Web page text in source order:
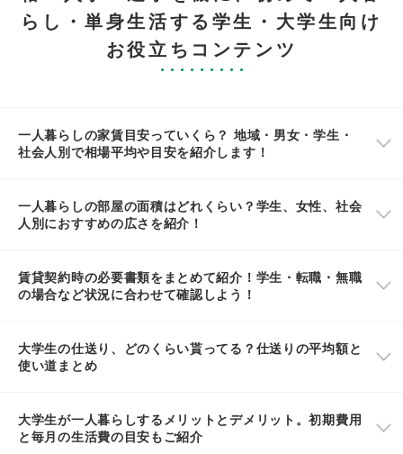
らし・単身生活する学生・大学生向け
お役立ちコンテンツ
一人暮らしの家賃目安っていくら？ 地域・男女・学生・
社会人別で相場平均や目安を紹介します！
一人暮らしの部屋の面積はどれくらい？学生、女性、社会
人別におすすめの広さを紹介！
賃貸契約時の必要書類をまとめて紹介！学生・転職・無職
の場合など状況に合わせて確認しよう！
大学生の仕送り、どのくらい貰ってる？仕送りの平均額と
使い道まとめ
大学生が一人暮らしするメリットとデメリット。初期費用
と毎月の生活費の目安もご紹介